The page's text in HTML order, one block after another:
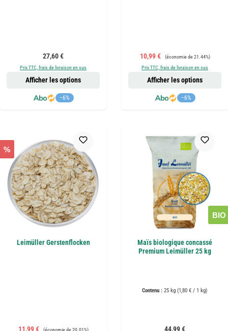
Prix régulier :
27,60 €
Prix TTC, frais de livraison en sus
−6%
Afficher les options
Prix de vente :
10,99 € Prix régulier :
(économie de 21.44%)
Prix TTC, frais de livraison en sus
−6%
Afficher les options
%
Leimüller Gerstenflocken
Prix de vente :
11,99 € Prix régulier :
(économie de 20.01%)
BIO
Maïs biologique concassé
Premium Leimüller 25 kg
Contenu : 25 kg (1,80 € / 1 kg)
Prix régulier :
44,99 €